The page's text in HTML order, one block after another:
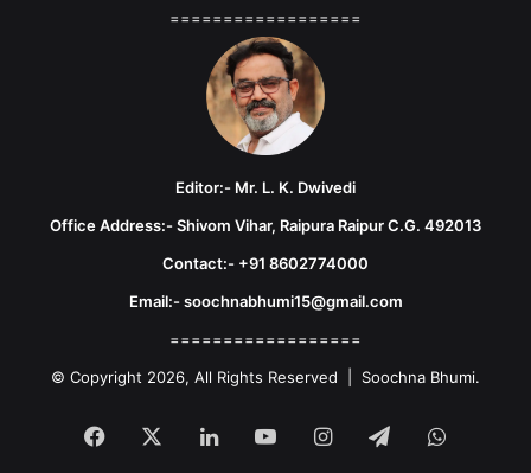
==================
Editor:- Mr. L. K. Dwivedi
Office Address:- Shivom Vihar, Raipura Raipur C.G. 492013
Contact:- +91 8602774000
Email:- soochnabhumi15@gmail.com
==================
© Copyright 2026, All Rights Reserved | Soochna Bhumi.
Facebook LinkedInYouTubeInstagram
Telegram